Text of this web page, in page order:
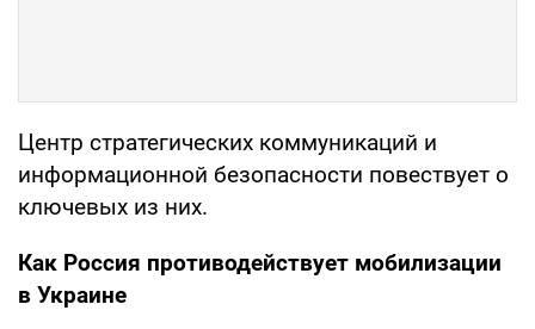
Центр стратегических коммуникаций и
информационной безопасности повествует о
ключевых из них.
Как Россия противодействует мобилизации
в Украине